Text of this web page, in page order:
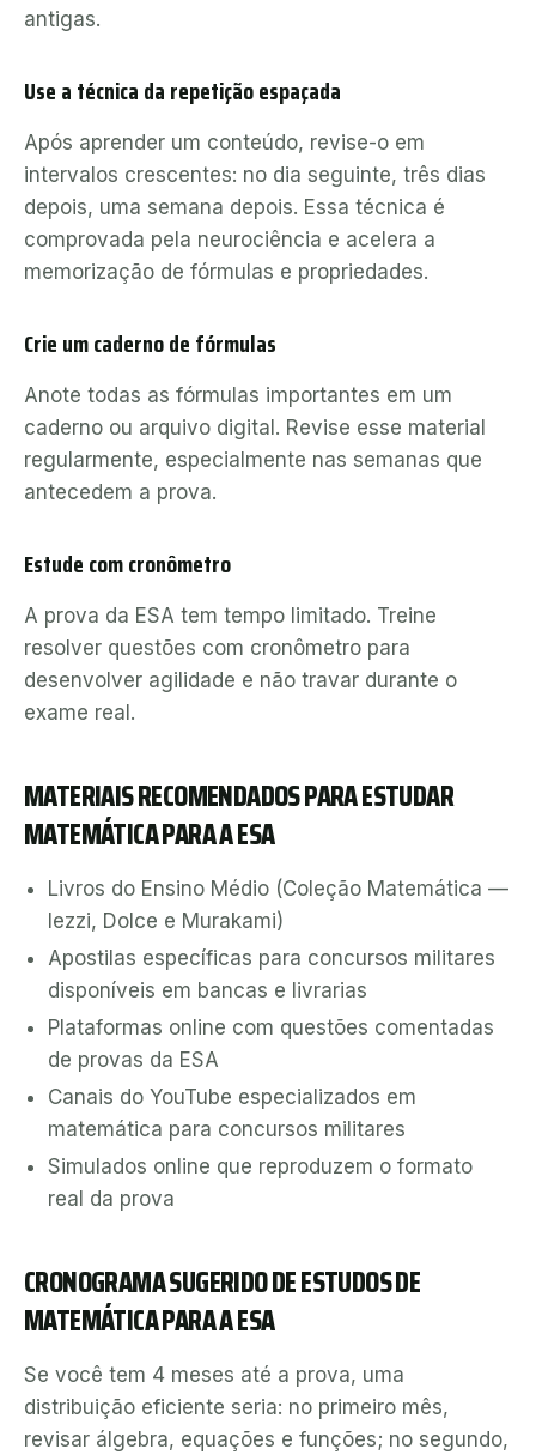
antigas.
Use a técnica da repetição espaçada
Após aprender um conteúdo, revise-o em
intervalos crescentes: no dia seguinte, três dias
depois, uma semana depois. Essa técnica é
comprovada pela neurociência e acelera a
memorização de fórmulas e propriedades.
Crie um caderno de fórmulas
Anote todas as fórmulas importantes em um
caderno ou arquivo digital. Revise esse material
regularmente, especialmente nas semanas que
antecedem a prova.
Estude com cronômetro
A prova da ESA tem tempo limitado. Treine
resolver questões com cronômetro para
desenvolver agilidade e não travar durante o
exame real.
MATERIAIS RECOMENDADOS PARA ESTUDAR
MATEMÁTICA PARA A ESA
Livros do Ensino Médio (Coleção Matemática —
Iezzi, Dolce e Murakami)
Apostilas específicas para concursos militares
disponíveis em bancas e livrarias
Plataformas online com questões comentadas
de provas da ESA
Canais do YouTube especializados em
matemática para concursos militares
Simulados online que reproduzem o formato
real da prova
CRONOGRAMA SUGERIDO DE ESTUDOS DE
MATEMÁTICA PARA A ESA
Se você tem 4 meses até a prova, uma
distribuição eficiente seria: no primeiro mês,
revisar álgebra, equações e funções; no segundo,